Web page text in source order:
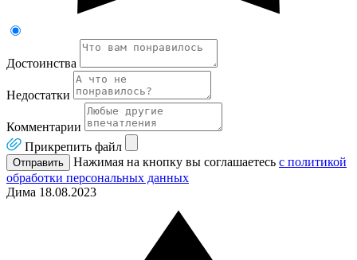
Достоинства
Недостатки
Комментарии
Прикрепить файл
Отправить Нажимая на кнопку вы соглашаетесь с политикой
обработки персональных данных
Дима 18.08.2023